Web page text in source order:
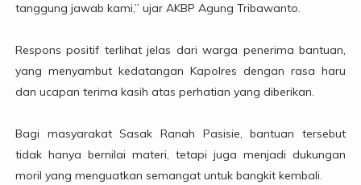
tanggung jawab kami,” ujar AKBP Agung Tribawanto.
Respons positif terlihat jelas dari warga penerima bantuan,
yang menyambut kedatangan Kapolres dengan rasa haru
dan ucapan terima kasih atas perhatian yang diberikan.
Bagi masyarakat Sasak Ranah Pasisie, bantuan tersebut
tidak hanya bernilai materi, tetapi juga menjadi dukungan
moril yang menguatkan semangat untuk bangkit kembali.